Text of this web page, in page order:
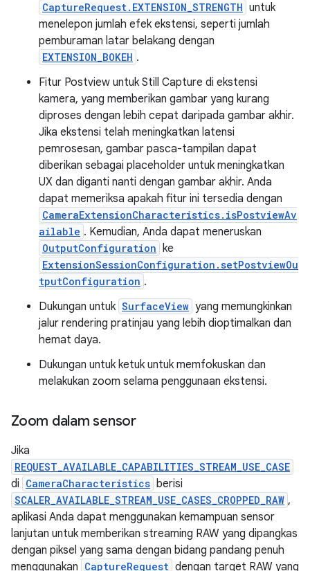
CaptureRequest.EXTENSION_STRENGTH untuk
menelepon jumlah efek ekstensi, seperti jumlah
pemburaman latar belakang dengan
EXTENSION_BOKEH .
Fitur Postview untuk Still Capture di ekstensi
kamera, yang memberikan gambar yang kurang
diproses dengan lebih cepat daripada gambar akhir.
Jika ekstensi telah meningkatkan latensi
pemrosesan, gambar pasca-tampilan dapat
diberikan sebagai placeholder untuk meningkatkan
UX dan diganti nanti dengan gambar akhir. Anda
dapat memeriksa apakah fitur ini tersedia dengan
CameraExtensionCharacteristics.isPostviewAv
ailable . Kemudian, Anda dapat meneruskan
OutputConfiguration ke
ExtensionSessionConfiguration.setPostviewOu
tputConfiguration .
Dukungan untuk SurfaceView yang memungkinkan
jalur rendering pratinjau yang lebih dioptimalkan dan
hemat daya.
Dukungan untuk ketuk untuk memfokuskan dan
melakukan zoom selama penggunaan ekstensi.
Zoom dalam sensor
Jika
REQUEST_AVAILABLE_CAPABILITIES_STREAM_USE_CASE
di CameraCharacteristics berisi
SCALER_AVAILABLE_STREAM_USE_CASES_CROPPED_RAW ,
aplikasi Anda dapat menggunakan kemampuan sensor
lanjutan untuk memberikan streaming RAW yang dipangkas
dengan piksel yang sama dengan bidang pandang penuh
menggunakan CaptureRequest dengan target RAW yang